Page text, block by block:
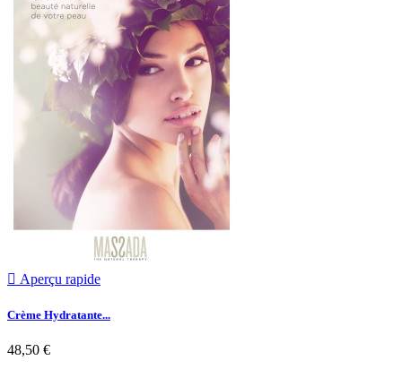
 Aperçu rapide
Crème Hydratante...
48,50 €